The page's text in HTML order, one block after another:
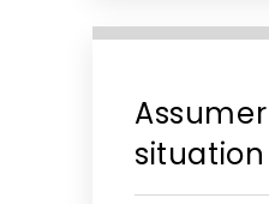
situation